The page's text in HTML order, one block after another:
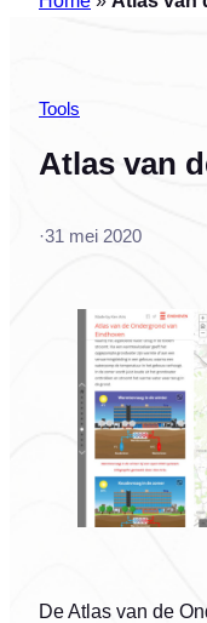
Tools
Atlas van
·31 mei 2020
De Atlas van de